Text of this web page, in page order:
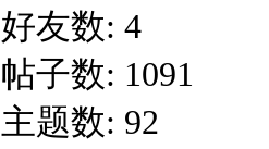
好友数: 4
帖子数: 1091
主题数: 92